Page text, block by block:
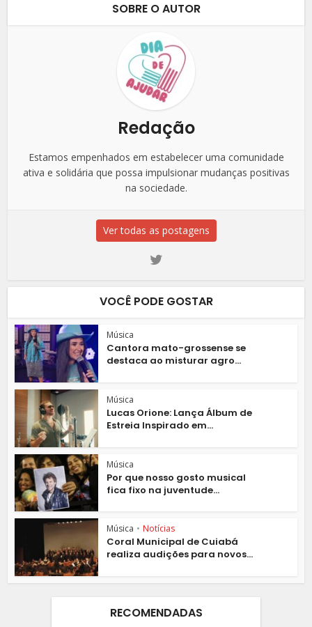
SOBRE O AUTOR
Redação
Estamos empenhados em estabelecer uma comunidade
ativa e solidária que possa impulsionar mudanças positivas
na sociedade.
Ver todas as postagens
VOCÊ PODE GOSTAR
Música
Cantora mato-grossense se
destaca ao misturar agro...
Música
Lucas Orione: Lança Álbum de
Estreia Inspirado em...
Música
Por que nosso gosto musical
fica fixo na juventude...
Música • Notícias
Coral Municipal de Cuiabá
realiza audições para novos...
RECOMENDADAS